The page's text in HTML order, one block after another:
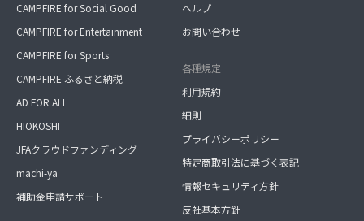
CAMPFIRE for Social Good
CAMPFIRE for Entertainment
CAMPFIRE for Sports
CAMPFIRE ふるさと納税
AD FOR ALL
HIOKOSHI
JFAクラウドファンディング
machi-ya
補助金申請サポート
ヘルプ
お問い合わせ
各種規定
利用規約
細則
プライバシーポリシー
特定商取引法に基づく表記
情報セキュリティ方針
反社基本方針